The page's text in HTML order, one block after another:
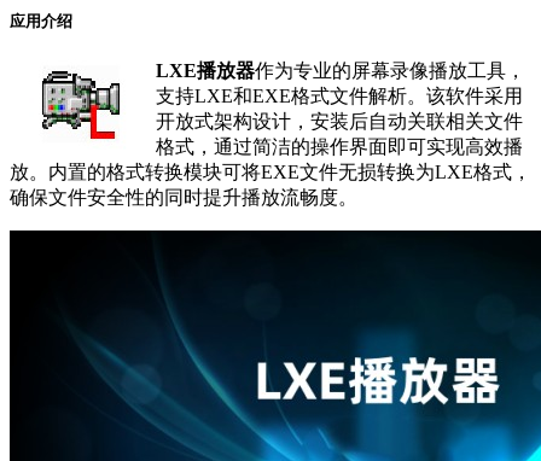
应用介绍
LXE播放器作为专业的屏幕录像播放工具，
支持LXE和EXE格式文件解析。该软件采用
开放式架构设计，安装后自动关联相关文件
格式，通过简洁的操作界面即可实现高效播
放。内置的格式转换模块可将EXE文件无损转换为LXE格式，
确保文件安全性的同时提升播放流畅度。